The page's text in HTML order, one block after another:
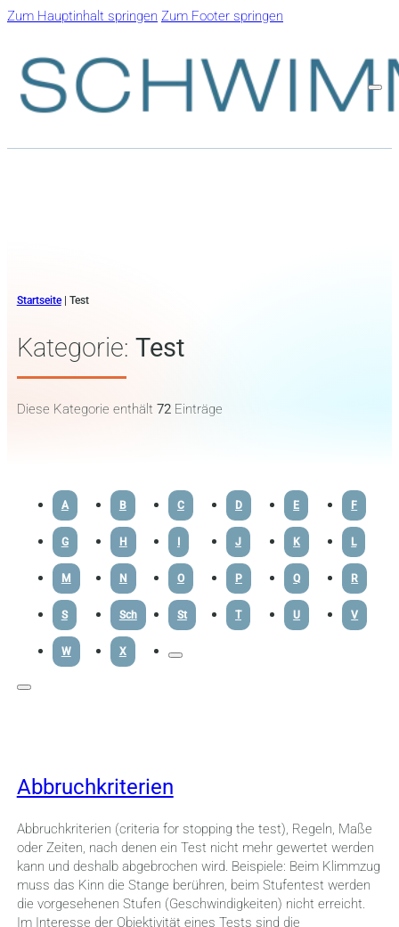
Zum Hauptinhalt springen Zum Footer springen
Startseite| Test
Kategorie: Test
Diese Kategorie enthält 72Einträge
A B C D E F
G H I J K L
M N O P Q R
S Sch St T U V
W X
Abbruchkriterien
Abbruchkriterien (criteria for stopping the test), Regeln, Maße
oder Zeiten, nach denen ein Test nicht mehr gewertet werden
kann und deshalb abgebrochen wird. Beispiele: Beim Klimmzug
muss das Kinn die Stange berühren, beim Stufentest werden
die vorgesehenen Stufen (Geschwindigkeiten) nicht erreicht.
Im Interesse der Objektivität eines Tests sind die